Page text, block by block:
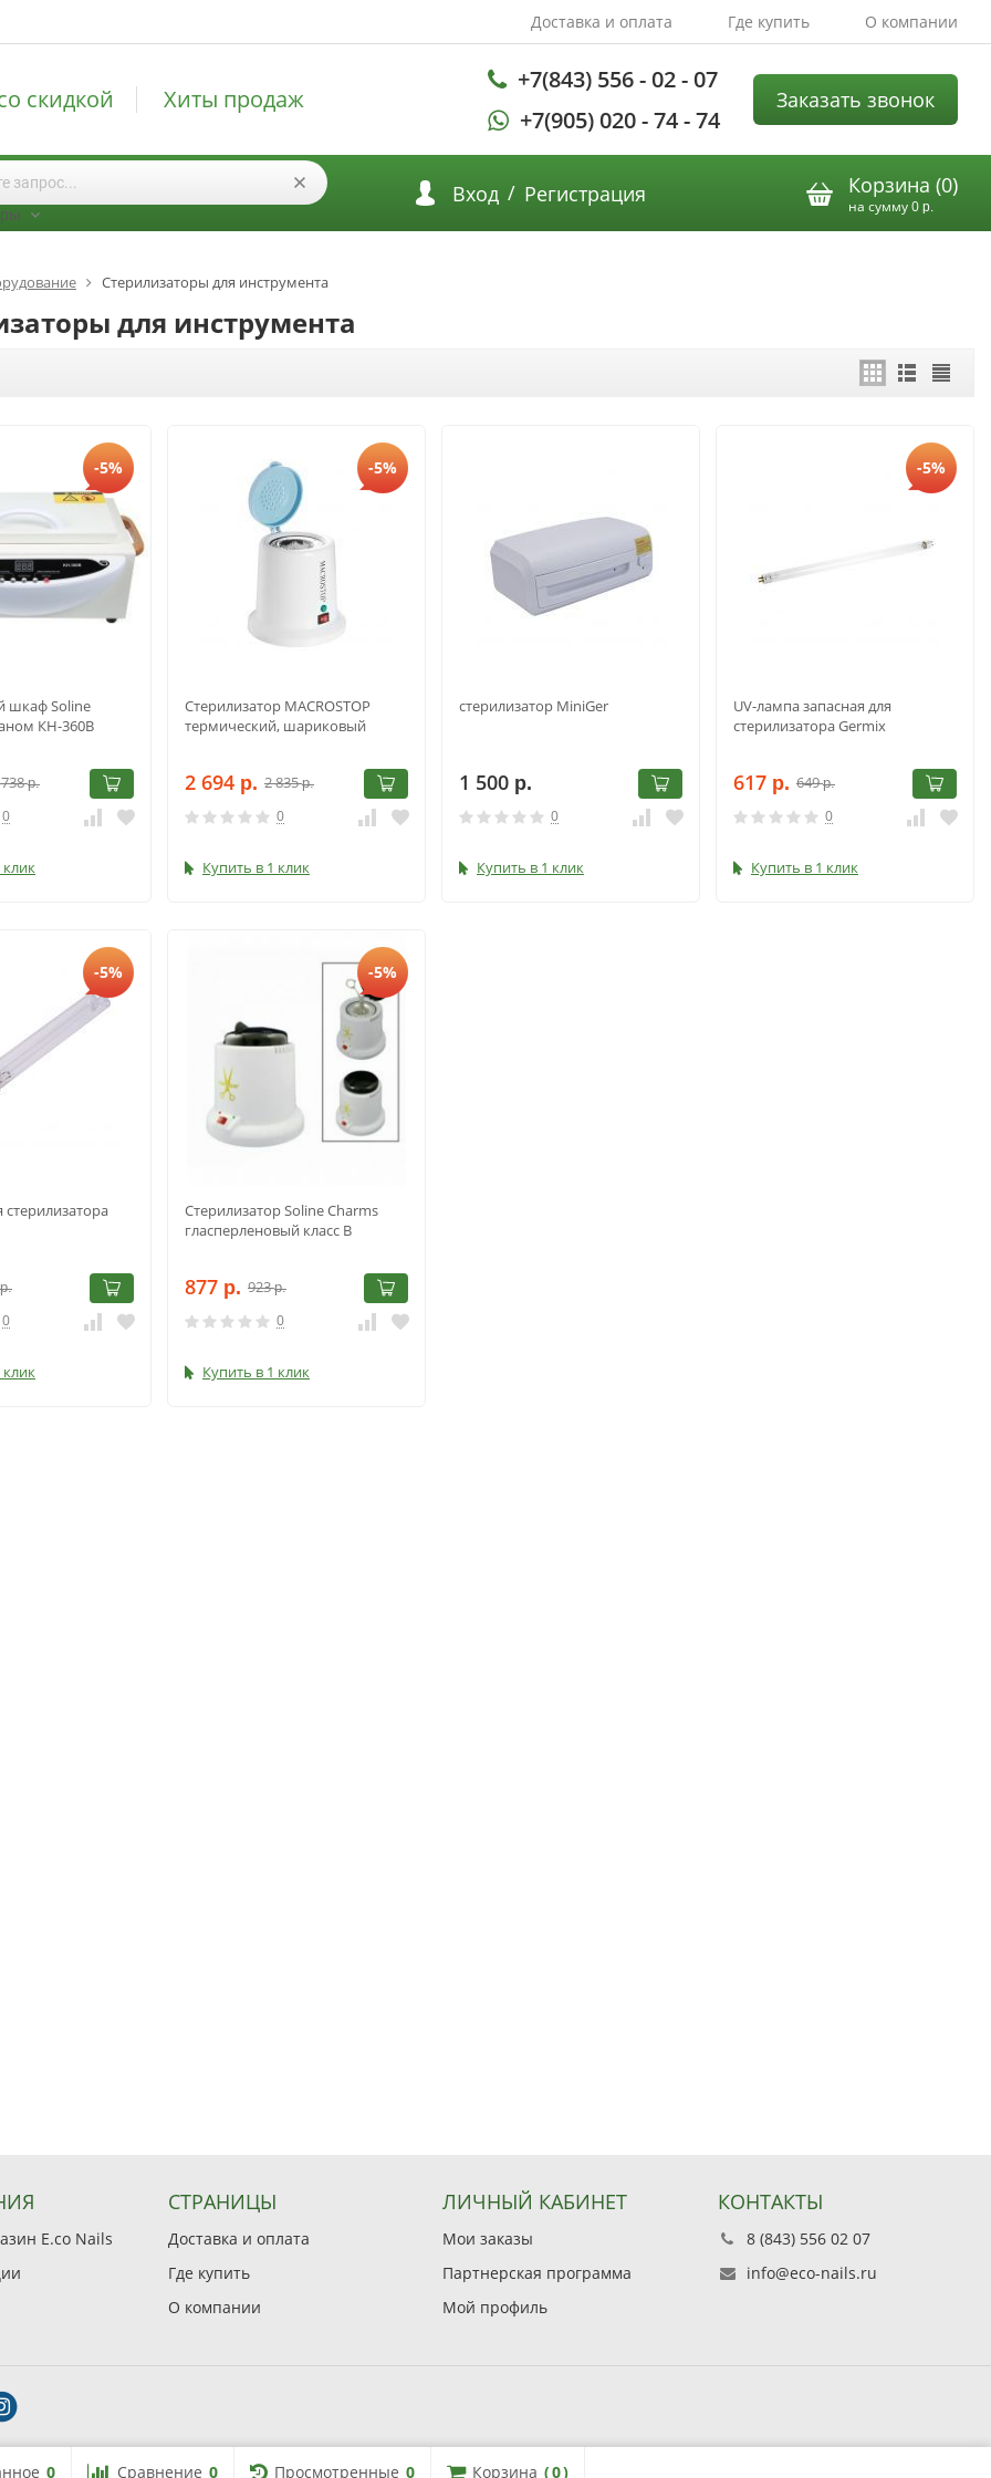
Доставка и оплата Где купить О компании
скидкой Хиты продаж
+7(843) 556 - 02 - 07
+7(905) 020 - 74 - 74
Заказать звонок
Вход / Регистрация Корзина (0)
на сумму0 р.
Стерилизаторы для инструмента
для инструмента
-5%
шкаф Soline
КН-360В
р.
0
клик
-5%
Стерилизатор MACROSTOP
термический, шариковый
2 694 р. 2 835р.
0
Купить в 1 клик
стерилизатор MiniGer
1 500 р.
0
Купить в 1 клик
-5%
UV-лампа запасная для
стерилизатора Germix
617 р. 649р.
0
Купить в 1 клик
-5%
стерилизатора
р.
0
-5%
Стерилизатор Soline Charms
гласперленовый класс B
877 р. 923р.
0
Купить в 1 клик
E.co Nails
СТРАНИЦЫ
Доставка и оплата
Где купить
О компании
ЛИЧНЫЙ КАБИНЕТ
Мои заказы
Партнерская программа
Мой профиль
КОНТАКТЫ
8 (843) 556 02 07
info@eco-nails.ru
0 Сравнение 0 Просмотренные 0 Корзина 0